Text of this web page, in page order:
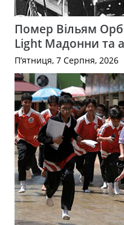
Помер Вільям
Light Мадонни та
П’ятниця, 7 Серпня, 2026